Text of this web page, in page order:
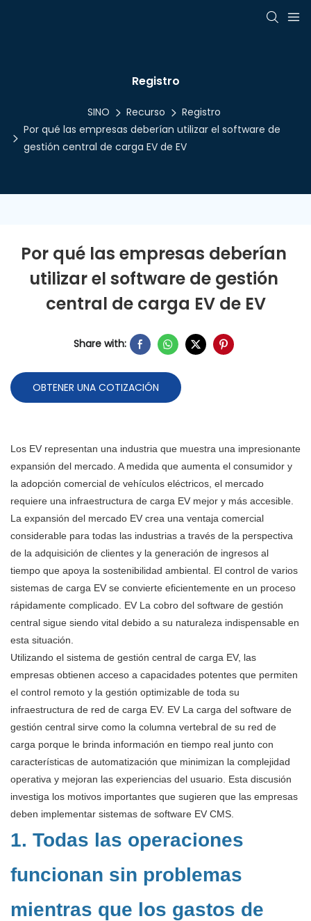
Registro
SINO Recurso
Registro
Por qué las empresas deberían utilizar el software de
gestión central de carga EV de EV
Por qué las empresas deberían
utilizar el software de gestión
central de carga EV de EV
Share with:
OBTENER UNA COTIZACIÓN
Los EV representan una industria que muestra una impresionante
expansión del mercado. A medida que aumenta el consumidor y
la adopción comercial de vehículos eléctricos, el mercado
requiere una infraestructura de carga EV mejor y más accesible.
La expansión del mercado EV crea una ventaja comercial
considerable para todas las industrias a través de la perspectiva
de la adquisición de clientes y la generación de ingresos al
tiempo que apoya la sostenibilidad ambiental. El control de varios
sistemas de carga EV se convierte eficientemente en un proceso
rápidamente complicado. EV La cobro del software de gestión
central sigue siendo vital debido a su naturaleza indispensable en
esta situación.
Utilizando el sistema de gestión central de carga EV, las
empresas obtienen acceso a capacidades potentes que permiten
el control remoto y la gestión optimizable de toda su
infraestructura de red de carga EV. EV La carga del software de
gestión central sirve como la columna vertebral de su red de
carga porque le brinda información en tiempo real junto con
características de automatización que minimizan la complejidad
operativa y mejoran las experiencias del usuario. Esta discusión
investiga los motivos importantes que sugieren que las empresas
deben implementar sistemas de software EV CMS.
1. Todas las operaciones
funcionan sin problemas
mientras que los gastos de